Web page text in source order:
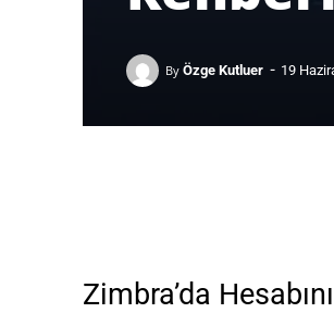
By Özge Kutluer - 19
Zimbra’da